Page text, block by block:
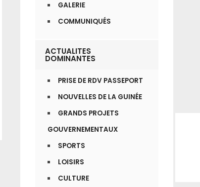
GALERIE
COMMUNIQUÉS
ACTUALITES
DOMINANTES
PRISE DE RDV PASSEPORT
NOUVELLES DE LA GUINÉE
GRANDS PROJETS
GOUVERNEMENTAUX
SPORTS
LOISIRS
CULTURE